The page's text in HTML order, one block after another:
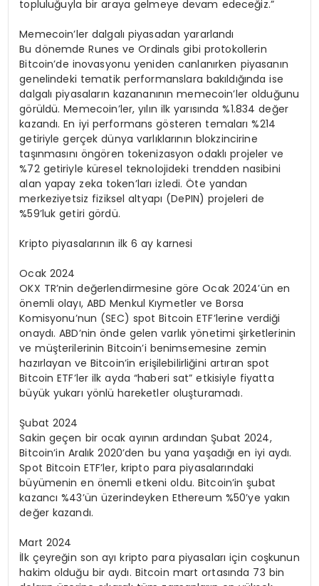
topluluğuyla bir araya gelmeye devam edeceğiz.”
Memecoin’ler dalgalı piyasadan yararlandı
Bu dönemde Runes ve Ordinals gibi protokollerin
Bitcoin’de inovasyonu yeniden canlanırken piyasanın
genelindeki tematik performanslara bakıldığında ise
dalgalı piyasaların kazananının memecoin’ler olduğunu
görüldü. Memecoin’ler, yılın ilk yarısında %1.834 değer
kazandı. En iyi performans gösteren temaları %214
getiriyle gerçek dünya varlıklarının blokzincirine
taşınmasını öngören tokenizasyon odaklı projeler ve
%72 getiriyle küresel teknolojideki trendden nasibini
alan yapay zeka token’ları izledi. Öte yandan
merkeziyetsiz fiziksel altyapı (DePIN) projeleri de
%59’luk getiri gördü.
Kripto piyasalarının ilk 6 ay karnesi
Ocak 2024
OKX TR’nin değerlendirmesine göre Ocak 2024’ün en
önemli olayı, ABD Menkul Kıymetler ve Borsa
Komisyonu’nun (SEC) spot Bitcoin ETF’lerine verdiği
onaydı. ABD’nin önde gelen varlık yönetimi şirketlerinin
ve müşterilerinin Bitcoin’i benimsemesine zemin
hazırlayan ve Bitcoin’in erişilebilirliğini artıran spot
Bitcoin ETF’ler ilk ayda “haberi sat” etkisiyle fiyatta
büyük yukarı yönlü hareketler oluşturamadı.
Şubat 2024
Sakin geçen bir ocak ayının ardından Şubat 2024,
Bitcoin’in Aralık 2020’den bu yana yaşadığı en iyi aydı.
Spot Bitcoin ETF’ler, kripto para piyasalarındaki
büyümenin en önemli etkeni oldu. Bitcoin’in şubat
kazancı %43’ün üzerindeyken Ethereum %50’ye yakın
değer kazandı.
Mart 2024
İlk çeyreğin son ayı kripto para piyasaları için coşkunun
hakim olduğu bir aydı. Bitcoin mart ortasında 73 bin